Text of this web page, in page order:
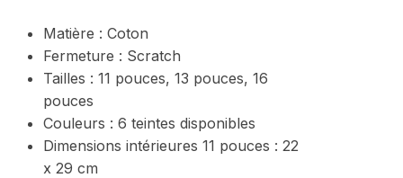
Matière : Coton
Fermeture : Scratch
Tailles : 11 pouces, 13 pouces, 16
pouces
Couleurs : 6 teintes disponibles
Dimensions intérieures 11 pouces : 22
x 29 cm